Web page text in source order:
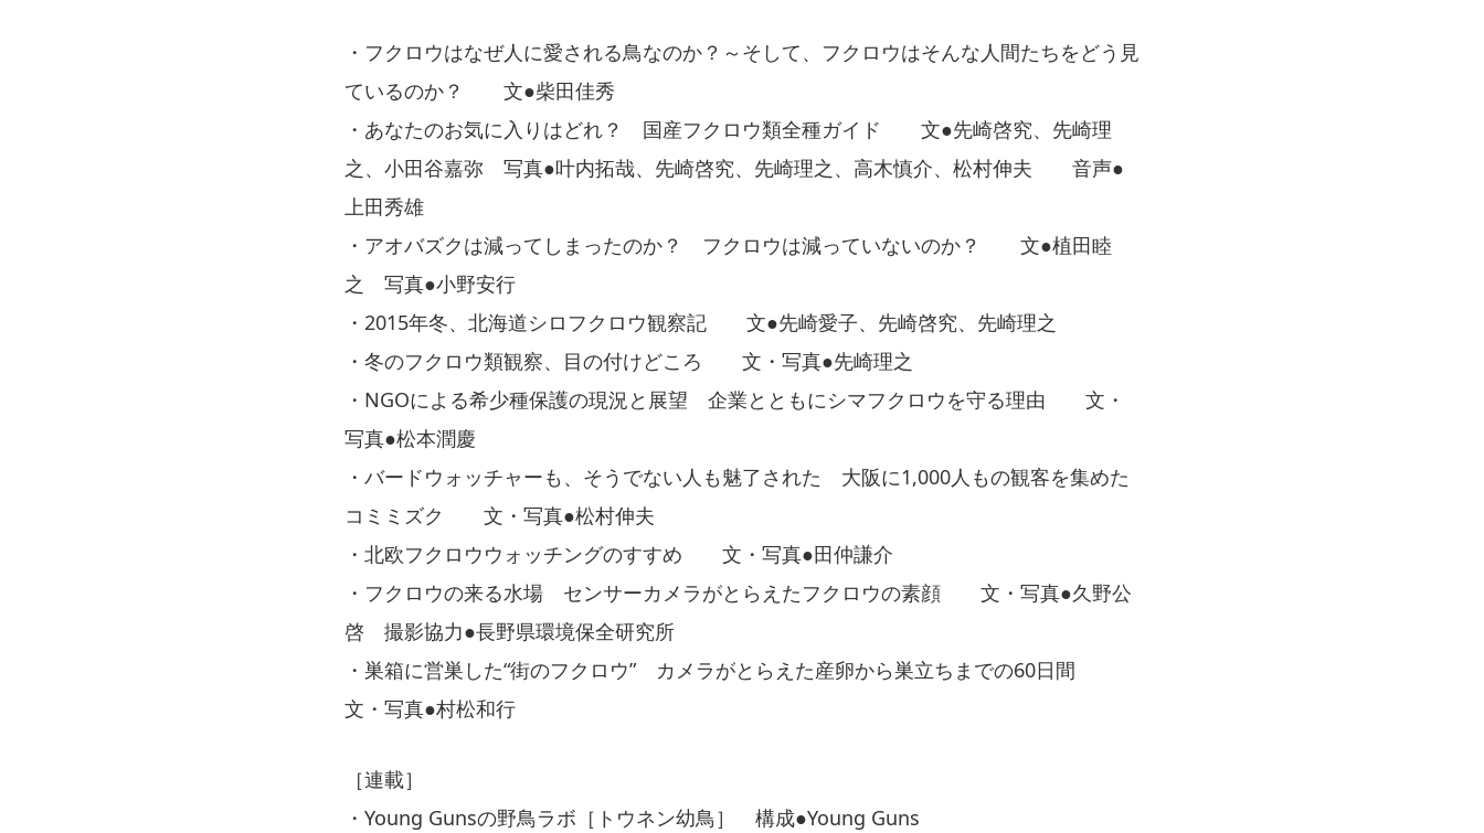
・フクロウはなぜ人に愛される鳥なのか？～そして、フクロウはそんな人間たちをどう見
ているのか？ 文●柴田佳秀
・あなたのお気に入りはどれ？ 国産フクロウ類全種ガイド 文●先崎啓究、先崎理
之、小田谷嘉弥 写真●叶内拓哉、先崎啓究、先崎理之、高木慎介、松村伸夫 音声●
上田秀雄
・アオバズクは減ってしまったのか？ フクロウは減っていないのか？ 文●植田睦
之 写真●小野安行
・2015年冬、北海道シロフクロウ観察記 文●先崎愛子、先崎啓究、先崎理之
・冬のフクロウ類観察、目の付けどころ 文・写真●先崎理之
・NGOによる希少種保護の現況と展望 企業とともにシマフクロウを守る理由 文・
写真●松本潤慶
・バードウォッチャーも、そうでない人も魅了された 大阪に1,000人もの観客を集めた
コミミズク 文・写真●松村伸夫
・北欧フクロウウォッチングのすすめ 文・写真●田仲謙介
・フクロウの来る水場 センサーカメラがとらえたフクロウの素顔 文・写真●久野公
啓 撮影協力●長野県環境保全研究所
・巣箱に営巣した“街のフクロウ” カメラがとらえた産卵から巣立ちまでの60日間
文・写真●村松和行
［連載］
・Young Gunsの野鳥ラボ［トウネン幼鳥］ 構成●Young Guns